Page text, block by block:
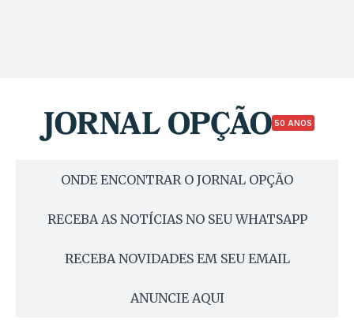
50 ANOS
ONDE ENCONTRAR O JORNAL OPÇÃO
RECEBA AS NOTÍCIAS NO SEU WHATSAPP
RECEBA NOVIDADES EM SEU EMAIL
ANUNCIE AQUI